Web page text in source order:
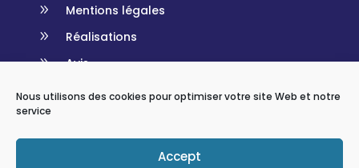
Nous utilisons des cookies pour optimiser votre site Web et notre
service
Accept
9
Mentions légales
9
Réalisations
9
Avis
Contact
(+33)4 93 64 07 50